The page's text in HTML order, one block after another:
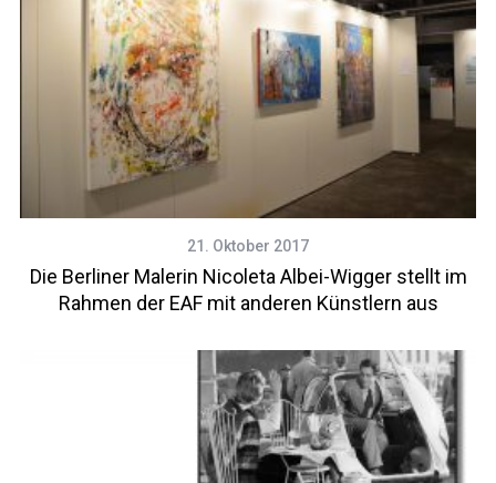
21. Oktober 2017
Die Berliner Malerin Nicoleta Albei-Wigger stellt im
Rahmen der EAF mit anderen Künstlern aus